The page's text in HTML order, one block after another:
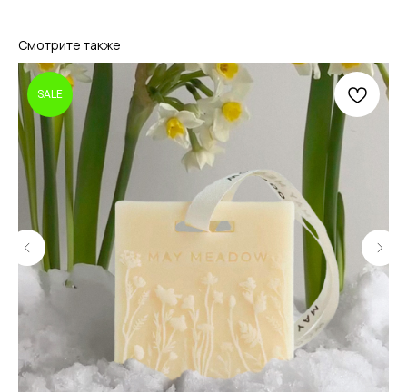
Смотрите также
SALE